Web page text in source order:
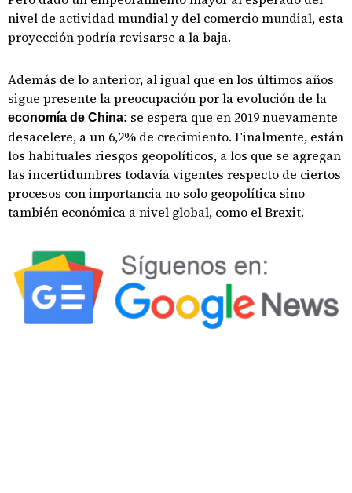
nivel de actividad mundial y del comercio mundial, esta
proyección podría revisarse a la baja.
Además de lo anterior, al igual que en los últimos años
sigue presente la preocupación por la evolución de la
economía de China: se espera que en 2019 nuevamente
desacelere, a un 6,2% de crecimiento. Finalmente, están
los habituales riesgos geopolíticos, a los que se agregan
las incertidumbres todavía vigentes respecto de ciertos
procesos con importancia no solo geopolítica sino
también económica a nivel global, como el Brexit.